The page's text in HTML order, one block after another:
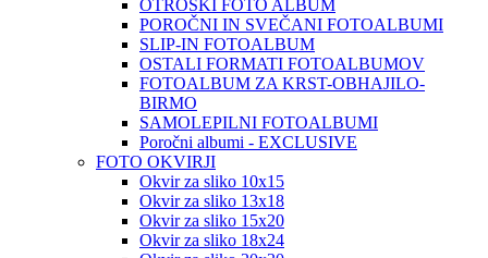
OTROŠKI FOTO ALBUM
POROČNI IN SVEČANI FOTOALBUMI
SLIP-IN FOTOALBUM
OSTALI FORMATI FOTOALBUMOV
FOTOALBUM ZA KRST-OBHAJILO-
BIRMO
SAMOLEPILNI FOTOALBUMI
Poročni albumi - EXCLUSIVE
FOTO OKVIRJI
Okvir za sliko 10x15
Okvir za sliko 13x18
Okvir za sliko 15x20
Okvir za sliko 18x24